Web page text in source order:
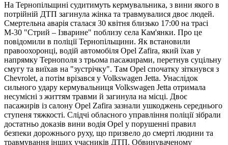
На Тернопільщині судитимуть кермувальника, з вини якого в
потрійній ДТП загинула жінка та травмувалися двоє людей.
Смертельна аварія сталася 30 квітня близько 17:00 на трасі
М-30 "Стрий – Ізварине" поблизу села Кам'янки. Про це
повідомили в поліції Тернопільщини. Як встановили
правоохоронці, водій автомобіля Opel Zafira, який їхав у
напрямку Тернополя з трьома пасажирами, перетнув суцільну
смугу та виїхав на "зустрічку". Там Opel спочатку зіткнувся з
Chevrolet, а потім врізався у Volkswagen Jetta. Унаслідок
сильного удару кермувальниця Volkswagen Jetta отримала
несумісні з життям травми й загинула на місці. Двоє
пасажирів із салону Opel Zafira зазнали ушкоджень середнього
ступеня тяжкості. Слідчі обласного управління поліції зібрали
достатньо доказів вини водія Opel у порушенні правил
безпеки дорожнього руху, що призвело до смерті людини та
травмування інших учасників ДТП. Обвинуваченому